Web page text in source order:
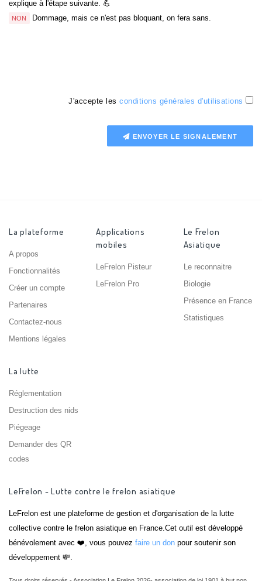
explique à l'étape suivante. 💪
NON Dommage, mais ce n'est pas bloquant, on fera sans.
J'accepte les conditions générales d'utilisations
ENVOYER LE SIGNALEMENT
La plateforme
A propos
Fonctionnalités
Créer un compte
Partenaires
Contactez-nous
Mentions légales
Applications
mobiles
LeFrelon Pisteur
LeFrelon Pro
Le Frelon
Asiatique
Le reconnaitre
Biologie
Présence en France
Statistiques
La lutte
Réglementation
Destruction des nids
Piégeage
Demander des QR
codes
LeFrelon - Lutte contre le frelon asiatique
LeFrelon est une plateforme de gestion et d'organisation de la lutte
collective contre le frelon asiatique en France.Cet outil est développé
bénévolement avec ❤️, vous pouvez faire un don pour soutenir son
développement 💸.